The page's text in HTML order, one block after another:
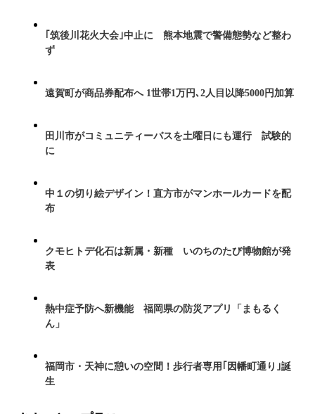
｢筑後川花火大会｣中止に 熊本地震で警備態勢など整わ
ず
遠賀町が商品券配布へ 1世帯1万円､2人目以降5000円加算
田川市がコミュニティーバスを土曜日にも運行 試験的
に
中１の切り絵デザイン！直方市がマンホールカードを配
布
クモヒトデ化石は新属・新種 いのちのたび博物館が発
表
熱中症予防へ新機能 福岡県の防災アプリ「まもるく
ん」
福岡市・天神に憩いの空間！歩行者専用｢因幡町通り｣誕
生